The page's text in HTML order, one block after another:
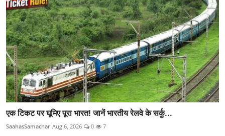
एक टिकट पर घूमिए पूरा भारत! जानें भारतीय रेलवे के सर्कु...
SaahasSamachar Aug 6, 2026 0 7